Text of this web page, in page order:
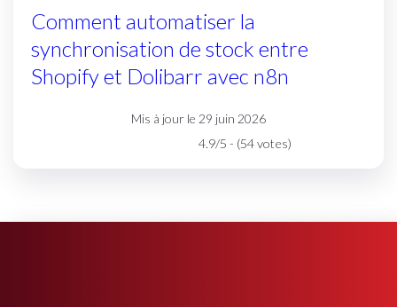
Comment automatiser la
synchronisation de stock entre
Shopify et Dolibarr avec n8n
Mis à jour le 29 juin 2026
4.9/5 - (54 votes)